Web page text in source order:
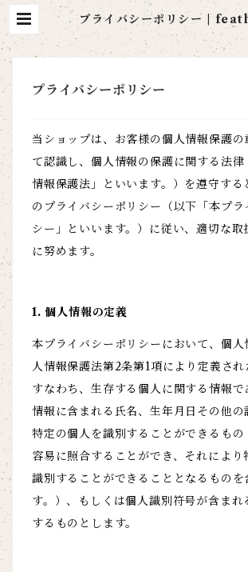
プライバシーポリシー |
tage
プライバシーポリシー
当ショップは、お客様の個人情報保護の
て認識し、個人情報の保護に関する法律
情報保護法」といいます。）を遵守する
のプライバシーポリシー（以下「本プラ
シー」といいます。）に従い、適切な取
に努めます。
1. 個人情報の定義
本プライバシーポリシーにおいて、個人
人情報保護法第2条第1項により定義され
すなわち、生存する個人に関する情報で
情報に含まれる氏名、生年月日その他の
特定の個人を識別することができるもの
容易に照合することができ、それにより
識別することができることとなるものを
す。）、もしくは個人識別符号が含まれ
するものとします。